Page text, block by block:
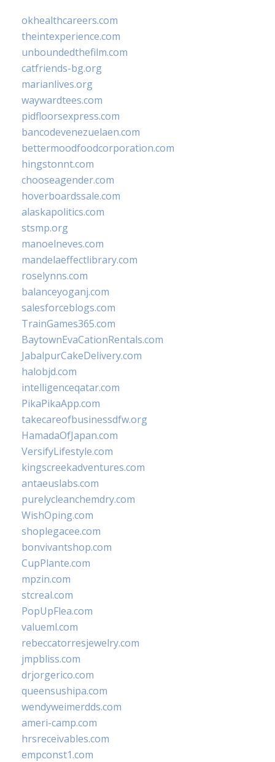
okhealthcareers.com
theintexperience.com
unboundedthefilm.com
catfriends-bg.org
marianlives.org
waywardtees.com
pidfloorsexpress.com
bancodevenezuelaen.com
bettermoodfoodcorporation.com
hingstonnt.com
chooseagender.com
hoverboardssale.com
alaskapolitics.com
stsmp.org
manoelneves.com
mandelaeffectlibrary.com
roselynns.com
balanceyoganj.com
salesforceblogs.com
TrainGames365.com
BaytownEvaCationRentals.com
JabalpurCakeDelivery.com
halobjd.com
intelligenceqatar.com
PikaPikaApp.com
takecareofbusinessdfw.org
HamadaOfJapan.com
VersifyLifestyle.com
kingscreekadventures.com
antaeuslabs.com
purelycleanchemdry.com
WishOping.com
shoplegacee.com
bonvivantshop.com
CupPlante.com
mpzin.com
stcreal.com
PopUpFlea.com
valueml.com
rebeccatorresjewelry.com
jmpbliss.com
drjorgerico.com
queensushipa.com
wendyweimerdds.com
ameri-camp.com
hrsreceivables.com
empconst1.com